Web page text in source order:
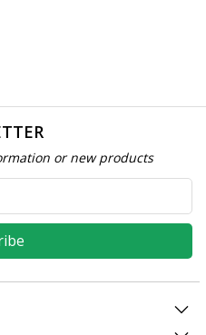
or new products